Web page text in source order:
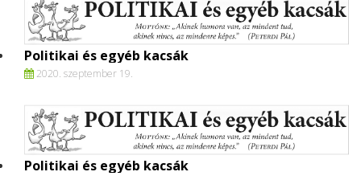
Politikai és egyéb kacsák
2020. szeptember 19.
Politikai és egyéb kacsák